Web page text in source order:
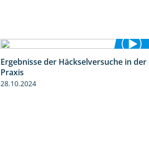
5:16
Ergebnisse der Häckselversuche in der
Praxis
28.10.2024